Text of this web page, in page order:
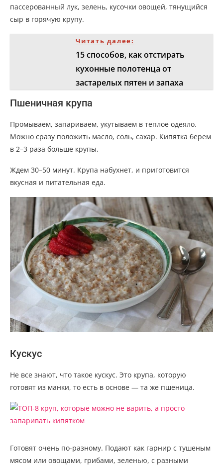
пассерованный лук, зелень, кусочки овощей, тянущийся
сыр в горячую крупу.
Читать далее:
15 способов, как отстирать
кухонные полотенца от
застарелых пятен и запаха
Пшеничная крупа
Промываем, запариваем, укутываем в теплое одеяло.
Можно сразу положить масло, соль, сахар. Кипятка берем
в 2–3 раза больше крупы.
Ждем 30–50 минут. Крупа набухнет, и приготовится
вкусная и питательная еда.
Кускус
Не все знают, что такое кускус. Это крупа, которую
готовят из манки, то есть в основе — та же пшеница.
Готовят очень по-разному. Подают как гарнир с тушеным
мясом или овощами, грибами, зеленью, с разными